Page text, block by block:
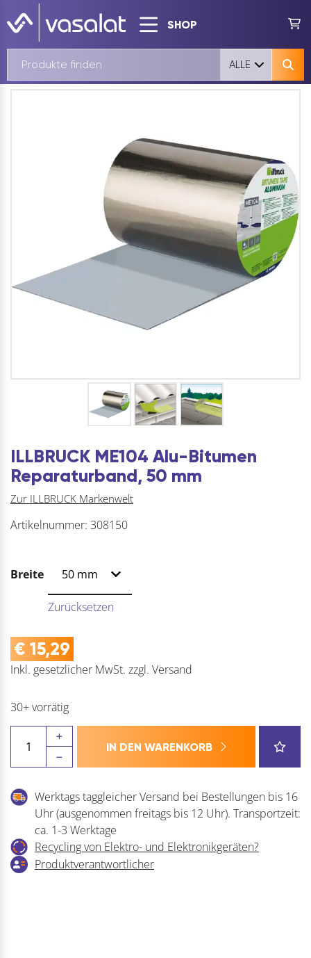
SHOP
ALLE
ILLBRUCK ME104 Alu-Bitumen
Reparaturband, 50 mm
Zur ILLBRUCK Markenwelt
Artikelnummer: 308150
Breite
Zurücksetzen
€ 15,29
Inkl. gesetzlicher MwSt. zzgl. Versand
30+ vorrätig
ILLBRUCK
ME104
Alu-
Reparaturband
Menge
IN DEN WARENKORB
Werktags taggleicher Versand bei Bestellungen bis 16
Uhr (ausgenommen freitags bis 12 Uhr). Transportzeit:
ca. 1-3 Werktage
Recycling von Elektro- und Elektronikgeräten?
Produktverantwortlicher